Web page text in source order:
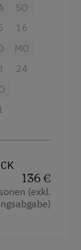
SO
16
MO
24
136 €
(exkl.